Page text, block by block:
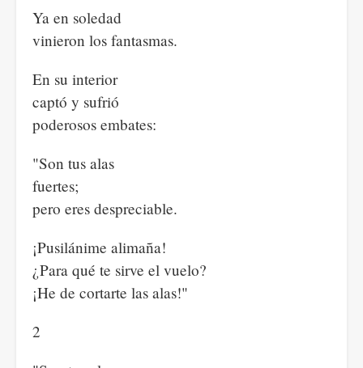
Ya en soledad
vinieron los fantasmas.
En su interior
captó y sufrió
poderosos embates:
"Son tus alas
fuertes;
pero eres despreciable.
¡Pusilánime alimaña!
¿Para qué te sirve el vuelo?
¡He de cortarte las alas!"
2